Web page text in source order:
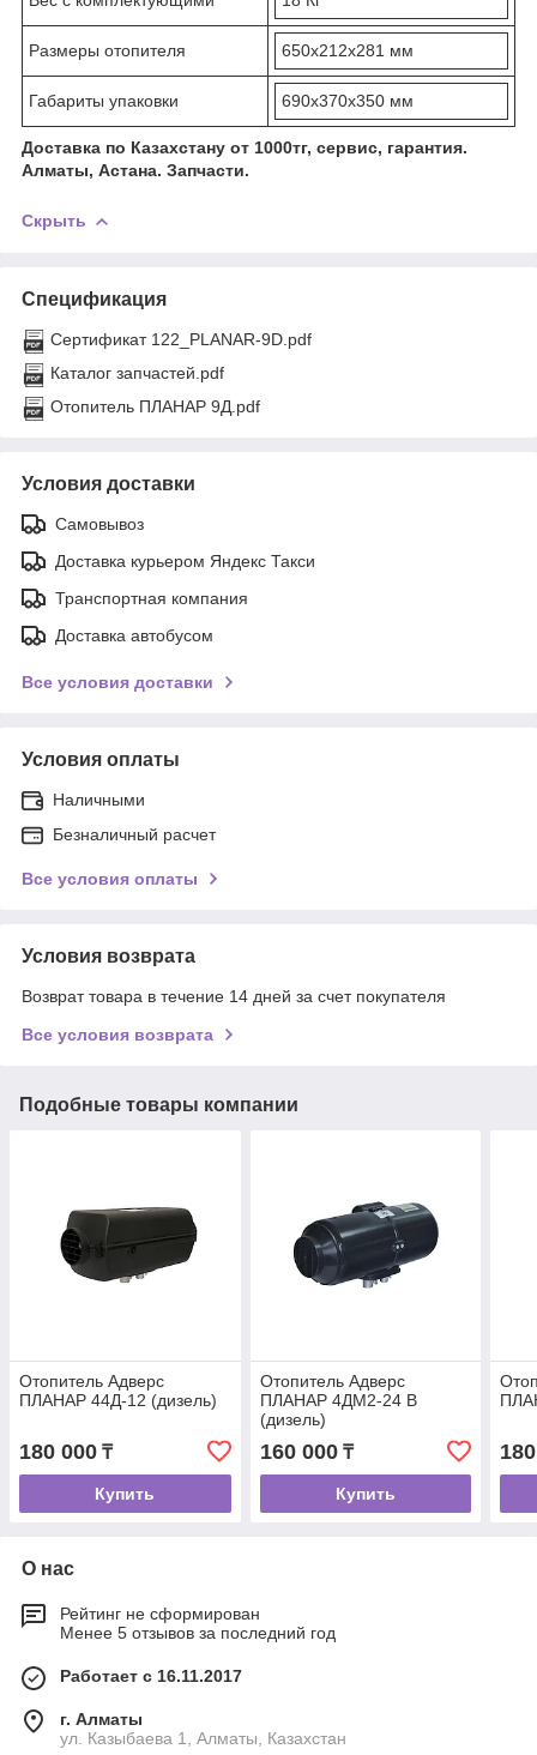
Размеры отопителя 650x212x281 мм
Габариты упаковки 690x370x350 мм
Доставка по Казахстану от 1000тг, сервис, гарантия.
Алматы, Астана. Запчасти.
Скрыть
Спецификация
Сертификат 122_PLANAR-9D.pdf
Каталог запчастей.pdf
Отопитель ПЛАНАР 9Д.pdf
Условия доставки
Самовывоз
Доставка курьером Яндекс Такси
Транспортная компания
Доставка автобусом
Все условия доставки
Условия оплаты
Наличными
Безналичный расчет
Все условия оплаты
Условия возврата
Возврат товара в течение 14 дней за счет покупателя
Все условия возврата
Подобные товары компании
Отопитель Адверс
ПЛАНАР 44Д-12 (дизель)
180 000 ₸
Купить
Отопитель Адверс
ПЛАНАР 4ДМ2-24 В
(дизель)
160 000₸
Купить
О нас
Рейтинг не сформирован
Менее 5 отзывов за последний год
Работает с 16.11.2017
г. Алматы
ул. Казыбаева 1, Алматы, Казахстан